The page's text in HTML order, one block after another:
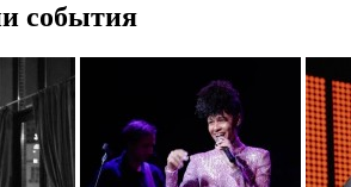
события